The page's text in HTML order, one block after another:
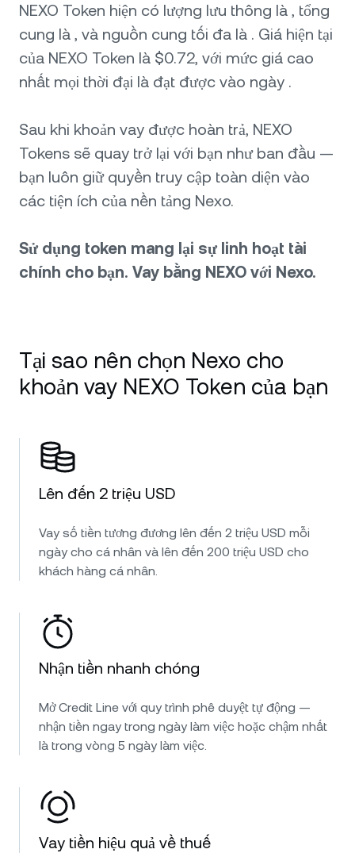
NEXO Token hiện có lượng lưu thông là , tổng
cung là , và nguồn cung tối đa là . Giá hiện tại
của NEXO Token là $0.72, với mức giá cao
nhất mọi thời đại là đạt được vào ngày .
Sau khi khoản vay được hoàn trả, NEXO
Tokens sẽ quay trở lại với bạn như ban đầu —
bạn luôn giữ quyền truy cập toàn diện vào
các tiện ích của nền tảng Nexo.
Sử dụng token mang lại sự linh hoạt tài
chính cho bạn. Vay bằng NEXO với Nexo.
Tại sao nên chọn Nexo cho
khoản vay NEXO Token của bạn
Lên đến 2 triệu USD
Vay số tiền tương đương lên đến 2 triệu USD mỗi
ngày cho cá nhân và lên đến 200 triệu USD cho
khách hàng cá nhân.
Nhận tiền nhanh chóng
Mở Credit Line với quy trình phê duyệt tự động —
nhận tiền ngay trong ngày làm việc hoặc chậm nhất
là trong vòng 5 ngày làm việc.
Vay tiền hiệu quả về thuế